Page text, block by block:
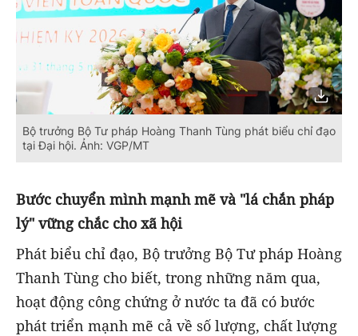
Bộ trưởng Bộ Tư pháp Hoàng Thanh Tùng phát biểu chỉ đạo
tại Đại hội. Ảnh: VGP/MT
Bước chuyển mình mạnh mẽ và "lá chắn pháp
lý" vững chắc cho xã hội
Phát biểu chỉ đạo, Bộ trưởng Bộ Tư pháp Hoàng
Thanh Tùng cho biết, trong những năm qua,
hoạt động công chứng ở nước ta đã có bước
phát triển mạnh mẽ cả về số lượng, chất lượng